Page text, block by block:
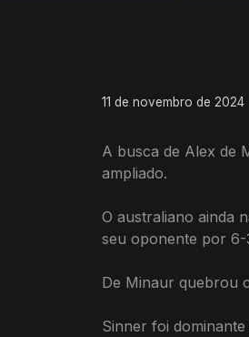
11 de novembro de 2024
A busca de Alex de
ampliado.
O australiano ainda
seu oponente por
De Minaur quebrou
Sinner foi